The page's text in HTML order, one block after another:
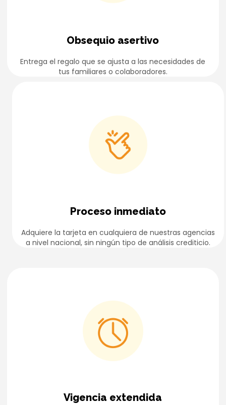
Obsequio asertivo
Entrega el regalo que se ajusta a las necesidades de
tus familiares o colaboradores.
Proceso inmediato
Adquiere la tarjeta en cualquiera de nuestras agencias
a nivel nacional, sin ningún tipo de análisis crediticio.
Vigencia extendida